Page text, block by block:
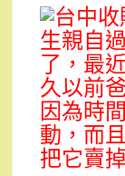
生親自
了，最
久以前
因為時
動，而
把它賣